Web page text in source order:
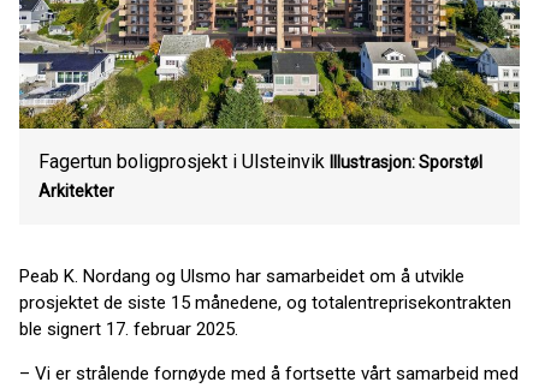
Fagertun boligprosjekt i Ulsteinvik
Illustrasjon: Sporstøl
Arkitekter
Peab K. Nordang og Ulsmo har samarbeidet om å utvikle
prosjektet de siste 15 månedene, og totalentreprisekontrakten
ble signert 17. februar 2025.
– Vi er strålende fornøyde med å fortsette vårt samarbeid med